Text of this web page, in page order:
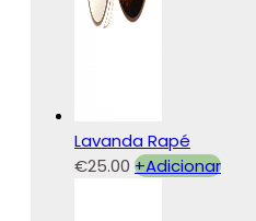
Lavanda Rapé
€25.00 +Adicionar